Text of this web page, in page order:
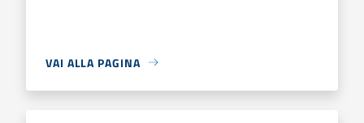
VAI ALLA PAGINA